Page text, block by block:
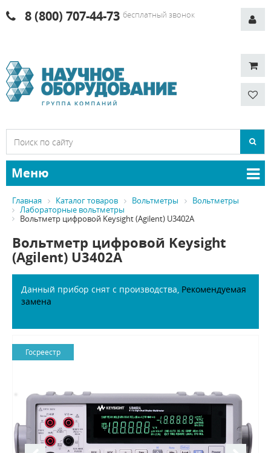
8 (800) 707-44-73 бесплатный звонок
Меню
Главная Каталог товаров Вольтметры
Вольтметры
Лабораторные вольтметры
Вольтметр цифровой Keysight (Agilent) U3402A
Вольтметр цифровой Keysight
(Agilent) U3402A
Данный прибор снят с производства, Рекомендуемая
замена
Госреестр